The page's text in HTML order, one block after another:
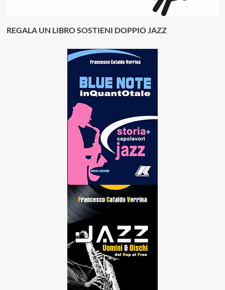
REGALA UN LIBRO SOSTIENI DOPPIO JAZZ